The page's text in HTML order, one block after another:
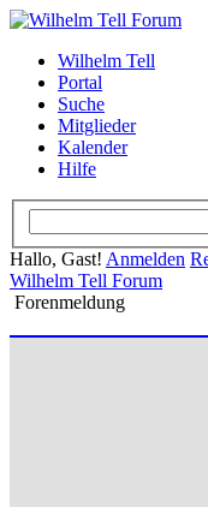
Wilhelm Tell
Portal
Suche
Mitglieder
Kalender
Hilfe
Hallo, Gast! Anmelden
Wilhelm Tell Forum
Forenmeldung